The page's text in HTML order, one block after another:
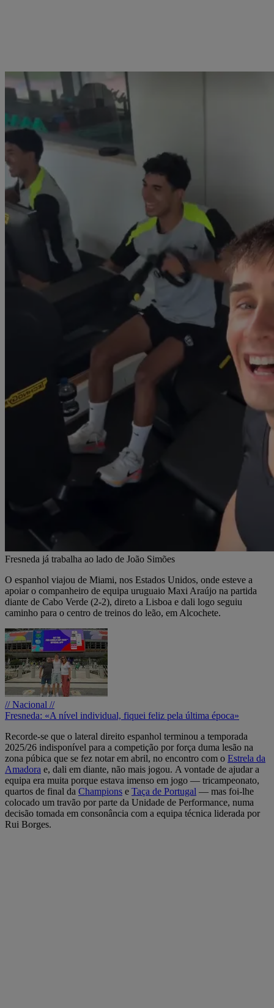
Fresneda já trabalha ao lado de João Simões
O espanhol viajou de Miami, nos Estados Unidos, onde esteve a
apoiar o companheiro de equipa uruguaio Maxi Araújo na partida
diante de Cabo Verde (2-2), direto a Lisboa e dali logo seguiu
caminho para o centro de treinos do leão, em Alcochete.
// Nacional //
Fresneda: «A nível individual, fiquei feliz pela última época»
Recorde-se que o lateral direito espanhol terminou a temporada
2025/26 indisponível para a competição por força duma lesão na
zona púbica que se fez notar em abril, no encontro com o Estrela da
Amadora e, dali em diante, não mais jogou. A vontade de ajudar a
equipa era muita porque estava imenso em jogo — tricampeonato,
quartos de final da Champions e Taça de Portugal — mas foi-lhe
colocado um travão por parte da Unidade de Performance, numa
decisão tomada em consonância com a equipa técnica liderada por
Rui Borges.